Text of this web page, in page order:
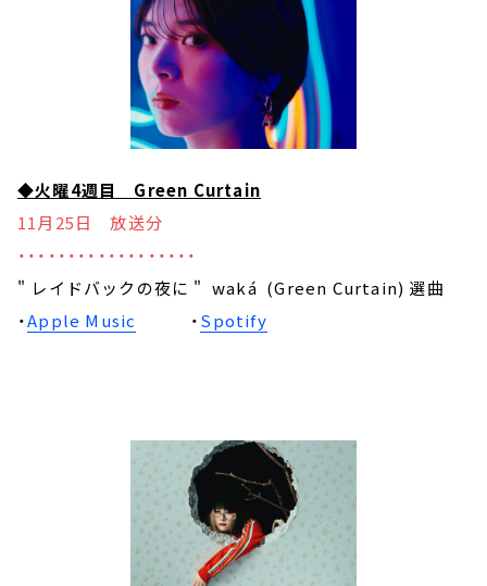
◆火曜4週目 Green Curtain
11月25日 放送分
・・・・・・・・・・・・・・・・・・
" レイドバックの夜に " waká (Green Curtain) 選曲
・Apple Music ・Spotify